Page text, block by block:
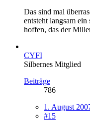
Das sind mal
entsteht langsam
hoffen, das der
CYFI
Silbernes Mitglied
Beiträge
786
1. August
#15